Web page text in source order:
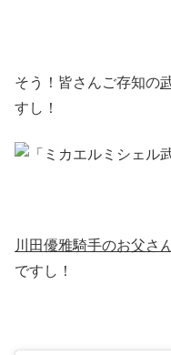
そう！皆さんご存知の
すし！
川田優雅騎手のお父さ
ですし！